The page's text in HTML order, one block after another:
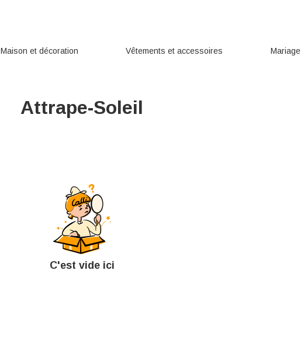
Maison et décoration Vêtements et accessoires Mariage
Attrape-Soleil
C'est vide ici